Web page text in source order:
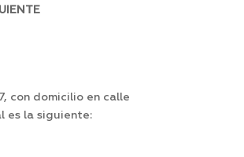
con domicilio en calle
es la siguiente: